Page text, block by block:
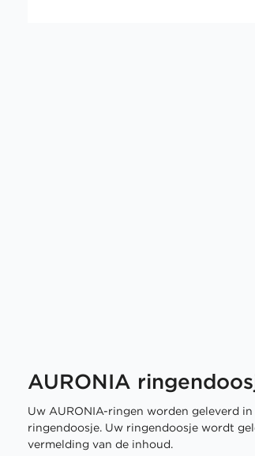
AURONIA
Uw AURONIA-ringen worden geleverd
ringendoosje. Uw ringendoosje wordt
vermelding van de inhoud.